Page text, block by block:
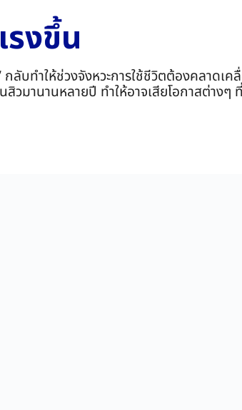
งขึ้น
บทำให้ช่วงจังหวะการใช้ชีวิตต้องคลาดเค
สิวมานานหลายปี ทำให้อาจเสียโอกาสต่างๆ ที่